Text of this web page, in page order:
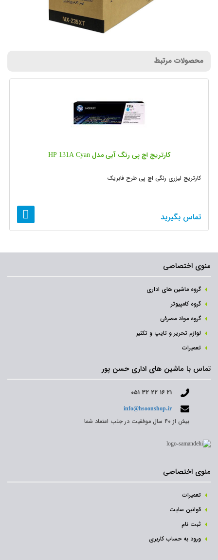
محصولات مرتبط
کارتریج اچ پی رنگ آبی مدل HP 131A Cyan
کارتریج لیزری رنگی اچ پی طرح فابریک
تماس بگیرید
منوی اختصاصی
گروه ماشین های اداری
گروه کامپیوتر
گروه مواد مصرفی
لوازم تحریر و تایپ و تکثیر
تعمیرات
تماس با ماشین های اداری حسن پور
۰۵۱ ۳۲ ۲۲ ۱۶ ۲۱
info@hsoonshop.ir
بیش از ۴۰ سال موفقیت در جلب اعتماد شما
منوی اختصاصی
تعمیرات
قوانین سایت
ثبت نام‌
ورود به حساب کاربری